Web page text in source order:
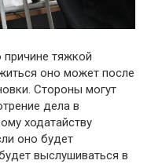
причине тяжкой
оно может после
Стороны могут
дела в
ходатайству
оно будет
выслушиваться в